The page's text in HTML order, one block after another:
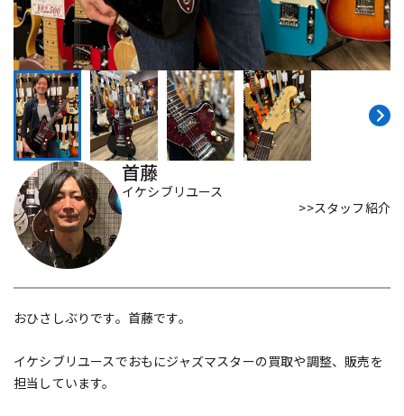
DJ機器 DTM
DTM オンライン納品 レコーディング機器
配信/ライブ機器 楽器アクセサリ
中古 ヴィンテージ
首藤
イケシブリユース
>>スタッフ紹介
おひさしぶりです。首藤です。
イケシブリユースでおもにジャズマスターの買取や調整、販売を
担当しています。